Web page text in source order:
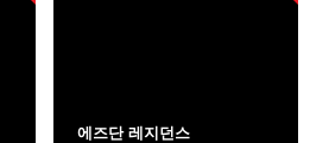
에즈단 레지던스